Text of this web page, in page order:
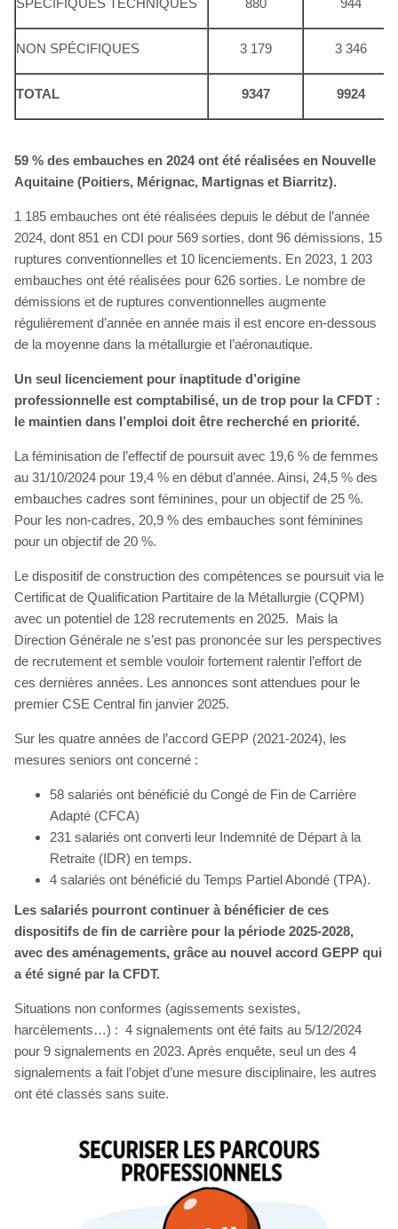
NON SPÉCIFIQUES 3 179 3 346
TOTAL 9347 9924
59 % des embauches en 2024 ont été réalisées en Nouvelle
Aquitaine (Poitiers, Mérignac, Martignas et Biarritz).
1 185 embauches ont été réalisées depuis le début de l’année
2024, dont 851 en CDI pour 569 sorties, dont 96 démissions, 15
ruptures conventionnelles et 10 licenciements. En 2023, 1 203
embauches ont été réalisées pour 626 sorties. Le nombre de
démissions et de ruptures conventionnelles augmente
régulièrement d’année en année mais il est encore en-dessous
de la moyenne dans la métallurgie et l’aéronautique.
Un seul licenciement pour inaptitude d’origine
professionnelle est comptabilisé, un de trop pour la CFDT :
le maintien dans l’emploi doit être recherché en priorité.
La féminisation de l’effectif de poursuit avec 19,6 % de femmes
au 31/10/2024 pour 19,4 % en début d’année. Ainsi, 24,5 % des
embauches cadres sont féminines, pour un objectif de 25 %.
Pour les non-cadres, 20,9 % des embauches sont féminines
pour un objectif de 20 %.
Le dispositif de construction des compétences se poursuit via le
Certificat de Qualification Partitaire de la Métallurgie (CQPM)
avec un potentiel de 128 recrutements en 2025. Mais la
Direction Générale ne s’est pas prononcée sur les perspectives
de recrutement et semble vouloir fortement ralentir l’effort de
ces dernières années. Les annonces sont attendues pour le
premier CSE Central fin janvier 2025.
Sur les quatre années de l’accord GEPP (2021-2024), les
mesures seniors ont concerné :
58 salariés ont bénéficié du Congé de Fin de Carrière
Adapté (CFCA)
231 salariés ont converti leur Indemnité de Départ à la
Retraite (IDR) en temps.
4 salariés ont bénéficié du Temps Partiel Abondé (TPA).
Les salariés pourront continuer à bénéficier de ces
dispositifs de fin de carrière pour la période 2025-2028,
avec des aménagements, grâce au nouvel accord GEPP qui
a été signé par la CFDT.
Situations non conformes (agissements sexistes,
harcèlements…) : 4 signalements ont été faits au 5/12/2024
pour 9 signalements en 2023. Après enquête, seul un des 4
signalements a fait l’objet d’une mesure disciplinaire, les autres
ont été classés sans suite.